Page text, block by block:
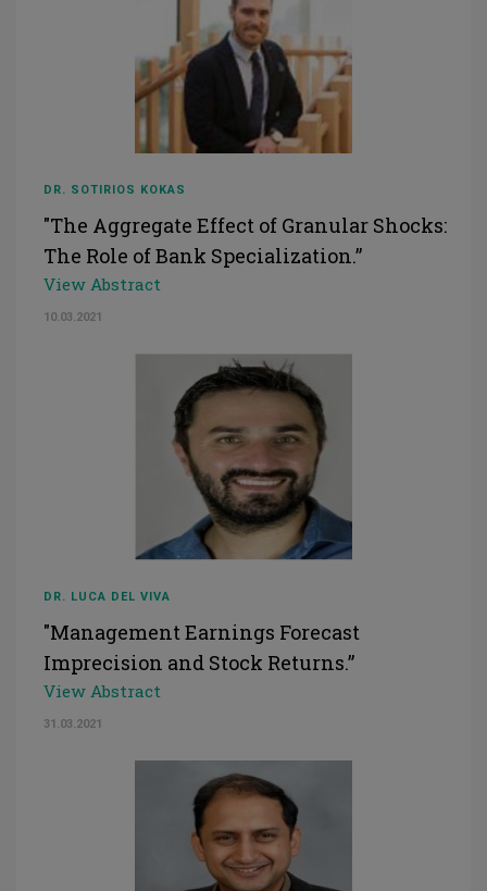
DR. SOTIRIOS KOKAS
"The Aggregate Effect of Granular Shocks:
The Role of Bank Specialization.”
View Abstract
10.03.2021
DR. LUCA DEL VIVA
"Management Earnings Forecast
Imprecision and Stock Returns.”
View Abstract
31.03.2021